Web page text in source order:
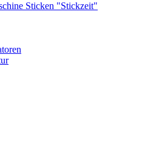
Sticken "Stickzeit"